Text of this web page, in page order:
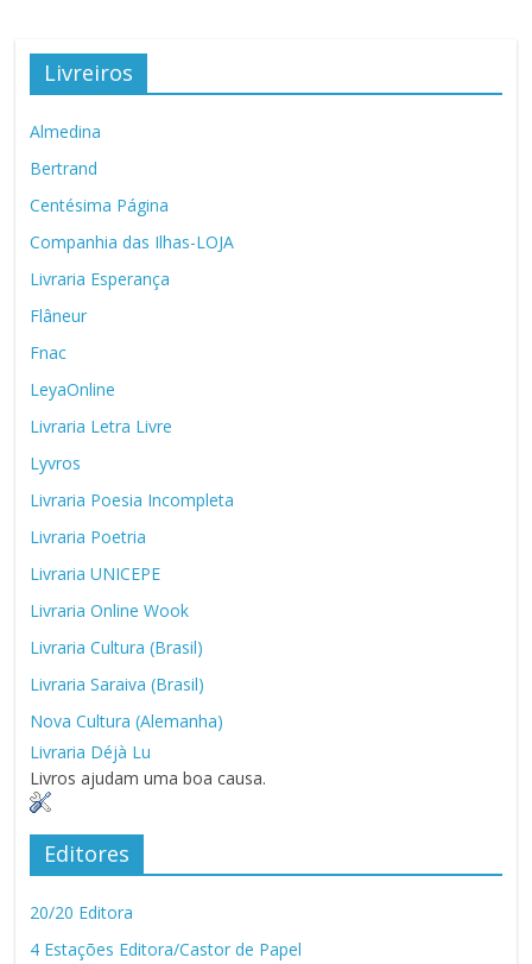
Livreiros
Almedina
Bertrand
Centésima Página
Companhia das Ilhas-LOJA
Livraria Esperança
Flâneur
Fnac
LeyaOnline
Livraria Letra Livre
Lyvros
Livraria Poesia Incompleta
Livraria Poetria
Livraria UNICEPE
Livraria Online Wook
Livraria Cultura (Brasil)
Livraria Saraiva (Brasil)
Nova Cultura (Alemanha)
Livraria Déjà Lu
Livros ajudam uma boa causa.
Editores
20/20 Editora
4 Estações Editora/Castor de Papel